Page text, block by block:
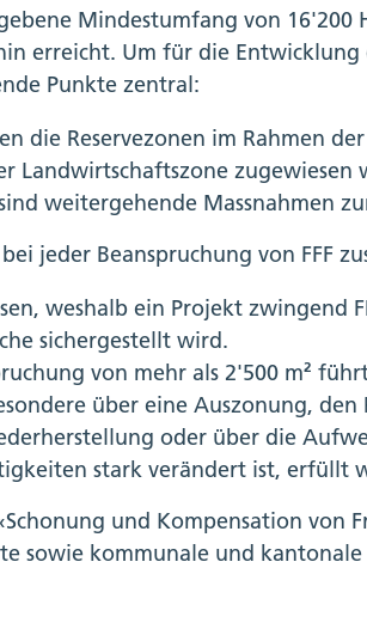
Mindestumfang von
erreicht. Um für die Entwicklung
Punkte zentral:
die Reservezonen im Rahmen
Landwirtschaftszone zugewiesen
weitergehende Massnahmen
jeder Beanspruchung von FFF
weshalb ein Projekt zwingend
sichergestellt wird.
von mehr als 2'500 m²
über eine Auszonung,
oder über die
stark verändert ist, erfüllt
und Kompensation von
sowie kommunale und